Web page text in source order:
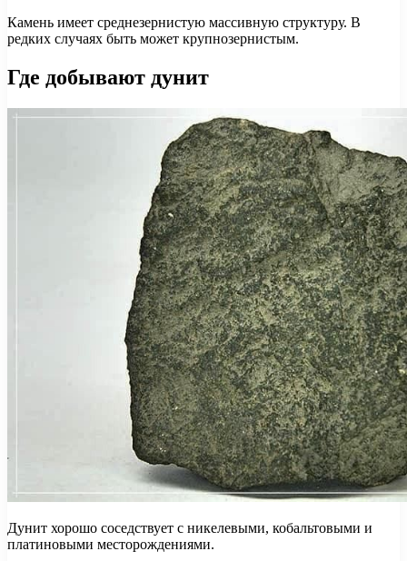
Камень имеет среднезернистую массивную структуру. В
редких случаях быть может крупнозернистым.
Где добывают дунит
Дунит хорошо соседствует с никелевыми, кобальтовыми и
платиновыми месторождениями.